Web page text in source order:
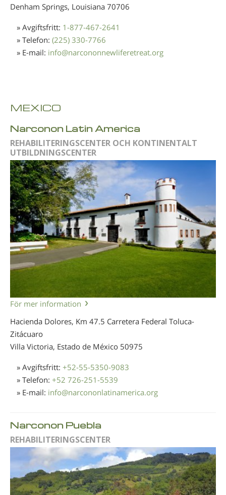
Denham Springs, Louisiana 70706
» Avgiftsfritt: 1-877-467-2641
» Telefon: (225) 330-7766
» E-mail: info@narcononnewliferetreat.org
MEXICO
Narconon Latin America
REHABILITERINGSCENTER OCH KONTINENTALT
UTBILDNINGSCENTER
För mer information
Hacienda Dolores, Km 47.5 Carretera Federal Toluca-
Zitácuaro
Villa Victoria, Estado de México 50975
» Avgiftsfritt: +52-55-5350-9083
» Telefon: +52 726-251-5539
» E-mail: info@narcononlatinamerica.org
Narconon Puebla
REHABILITERINGSCENTER